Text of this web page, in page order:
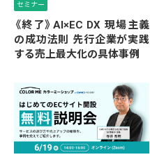
セミナー
《終了》AI×EC DX 現場主義
の成功法則 先行企業が実践
する売上最大化の具体事例